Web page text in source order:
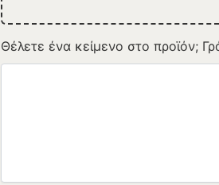
Θέλετε ένα κείμενο στο προϊόν;